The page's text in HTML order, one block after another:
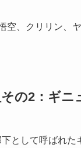
空、クリリン、
の2：ギニ
として呼ばれた